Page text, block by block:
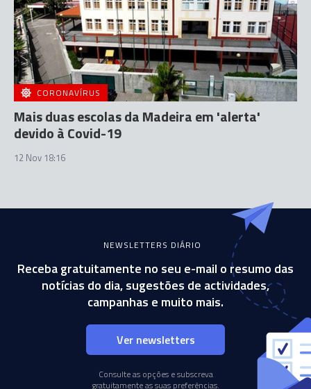
CORONAVÍRUS
Mais duas escolas da Madeira em 'alerta'
devido à Covid-19
12 Nov 18:16
NEWSLETTERS DIÁRIO
Receba gratuitamente no seu e-mail o resumo das
notícias do dia, sugestões de actividades,
campanhas e muito mais.
Ver newsletters
Consulte as opções e subscreva
gratuitamente as suas preferências.